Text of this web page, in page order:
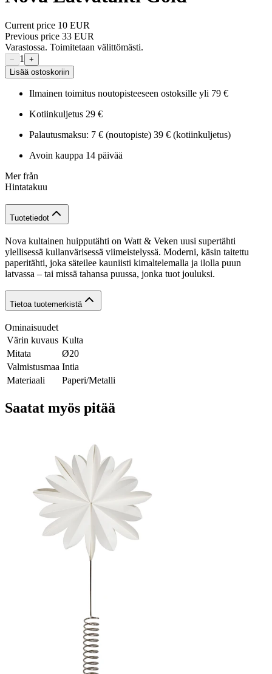
Current price 10 EUR
Previous price 33 EUR
Varastossa. Toimitetaan välittömästi.
− 1
+
Lisää ostoskoriin
Ilmainen toimitus noutopisteeseen ostoksille yli 79 €
Kotiinkuljetus 29 €
Palautusmaksu: 7 € (noutopiste) 39 € (kotiinkuljetus)
Avoin kauppa 14 päivää
Mer från
Hintatakuu
Tuotetiedot
Nova kultainen huipputähti on Watt & Veken uusi supertähti
ylellisessä kullanvärisessä viimeistelyssä. Moderni, käsin taitettu
paperitähti, joka säteilee kauniisti kimaltelemalla ja ilolla puun
latvassa – tai missä tahansa puussa, jonka tuot jouluksi.
Tietoa tuotemerkistä
Ominaisuudet
Värin kuvaus Kulta
Mitata
Ø20
Valmistusmaa Intia
Materiaali
Paperi/Metalli
Saatat myös pitää